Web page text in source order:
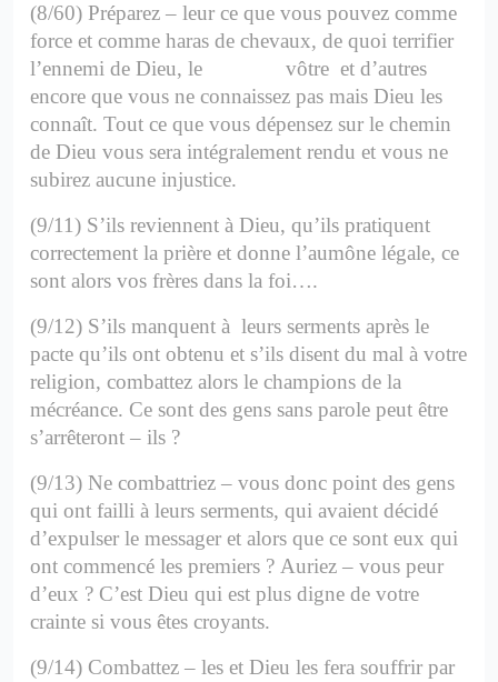
(8/60) Préparez – leur ce que vous pouvez comme
force et comme haras de chevaux, de quoi terrifier
l’ennemi de Dieu, le vôtre et d’autres
encore que vous ne connaissez pas mais Dieu les
connaît. Tout ce que vous dépensez sur le chemin
de Dieu vous sera intégralement rendu et vous ne
subirez aucune injustice.
(9/11) S’ils reviennent à Dieu, qu’ils pratiquent
correctement la prière et donne l’aumône légale, ce
sont alors vos frères dans la foi….
(9/12) S’ils manquent à leurs serments après le
pacte qu’ils ont obtenu et s’ils disent du mal à votre
religion, combattez alors le champions de la
mécréance. Ce sont des gens sans parole peut être
s’arrêteront – ils ?
(9/13) Ne combattriez – vous donc point des gens
qui ont failli à leurs serments, qui avaient décidé
d’expulser le messager et alors que ce sont eux qui
ont commencé les premiers ? Auriez – vous peur
d’eux ? C’est Dieu qui est plus digne de votre
crainte si vous êtes croyants.
(9/14) Combattez – les et Dieu les fera souffrir par